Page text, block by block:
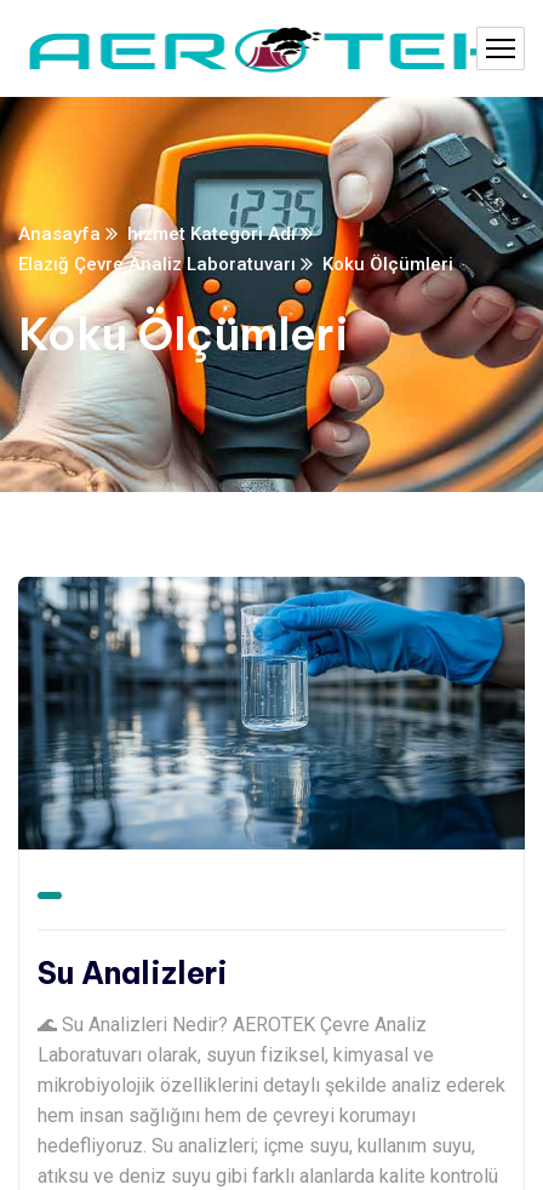
Anasayfa
hizmet Kategori Adı
Elazığ Çevre Analiz Laboratuvarı
Koku Ölçümleri
Koku Ölçümleri
Su Analizleri
🌊 Su Analizleri Nedir? AEROTEK Çevre Analiz
Laboratuvarı olarak, suyun fiziksel, kimyasal ve
mikrobiyolojik özelliklerini detaylı şekilde analiz ederek
hem insan sağlığını hem de çevreyi korumayı
hedefliyoruz. Su analizleri; içme suyu, kullanım suyu,
atıksu ve deniz suyu gibi farklı alanlarda kalite kontrolü